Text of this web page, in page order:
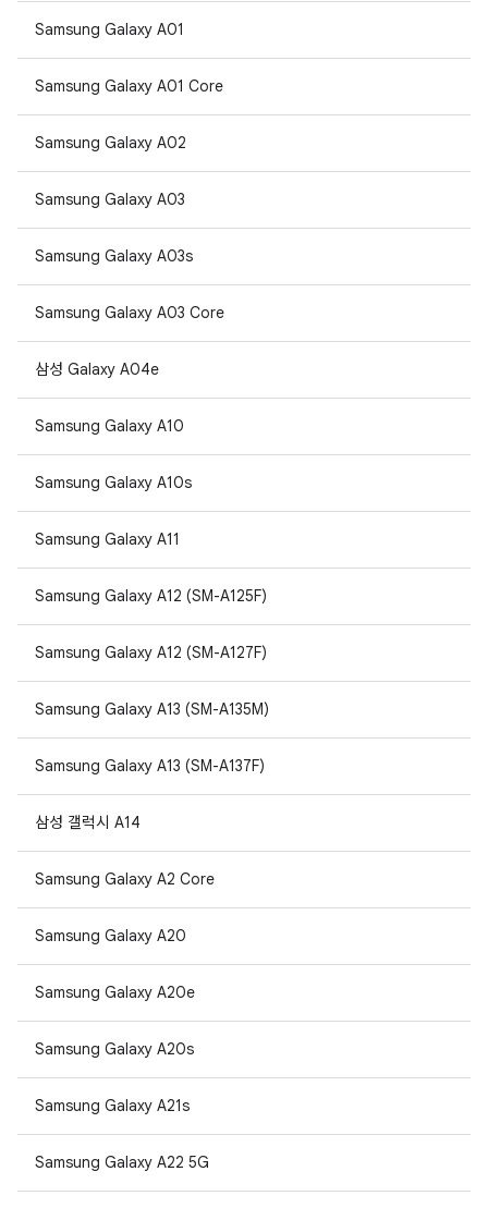
Samsung Galaxy A01
Samsung Galaxy A01 Core
Samsung Galaxy A02
Samsung Galaxy A03
Samsung Galaxy A03s
Samsung Galaxy A03 Core
삼성 Galaxy A04e
Samsung Galaxy A10
Samsung Galaxy A10s
Samsung Galaxy A11
Samsung Galaxy A12 (SM-A125F)
Samsung Galaxy A12 (SM-A127F)
Samsung Galaxy A13 (SM-A135M)
Samsung Galaxy A13 (SM-A137F)
삼성 갤럭시 A14
Samsung Galaxy A2 Core
Samsung Galaxy A20
Samsung Galaxy A20e
Samsung Galaxy A20s
Samsung Galaxy A21s
Samsung Galaxy A22 5G